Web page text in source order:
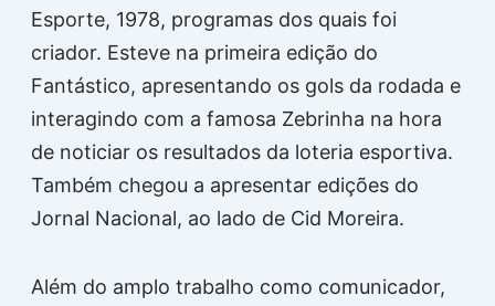
Esporte, 1978, programas dos quais foi
criador. Esteve na primeira edição do
Fantástico, apresentando os gols da rodada e
interagindo com a famosa Zebrinha na hora
de noticiar os resultados da loteria esportiva.
Também chegou a apresentar edições do
Jornal Nacional, ao lado de Cid Moreira.
Além do amplo trabalho como comunicador,